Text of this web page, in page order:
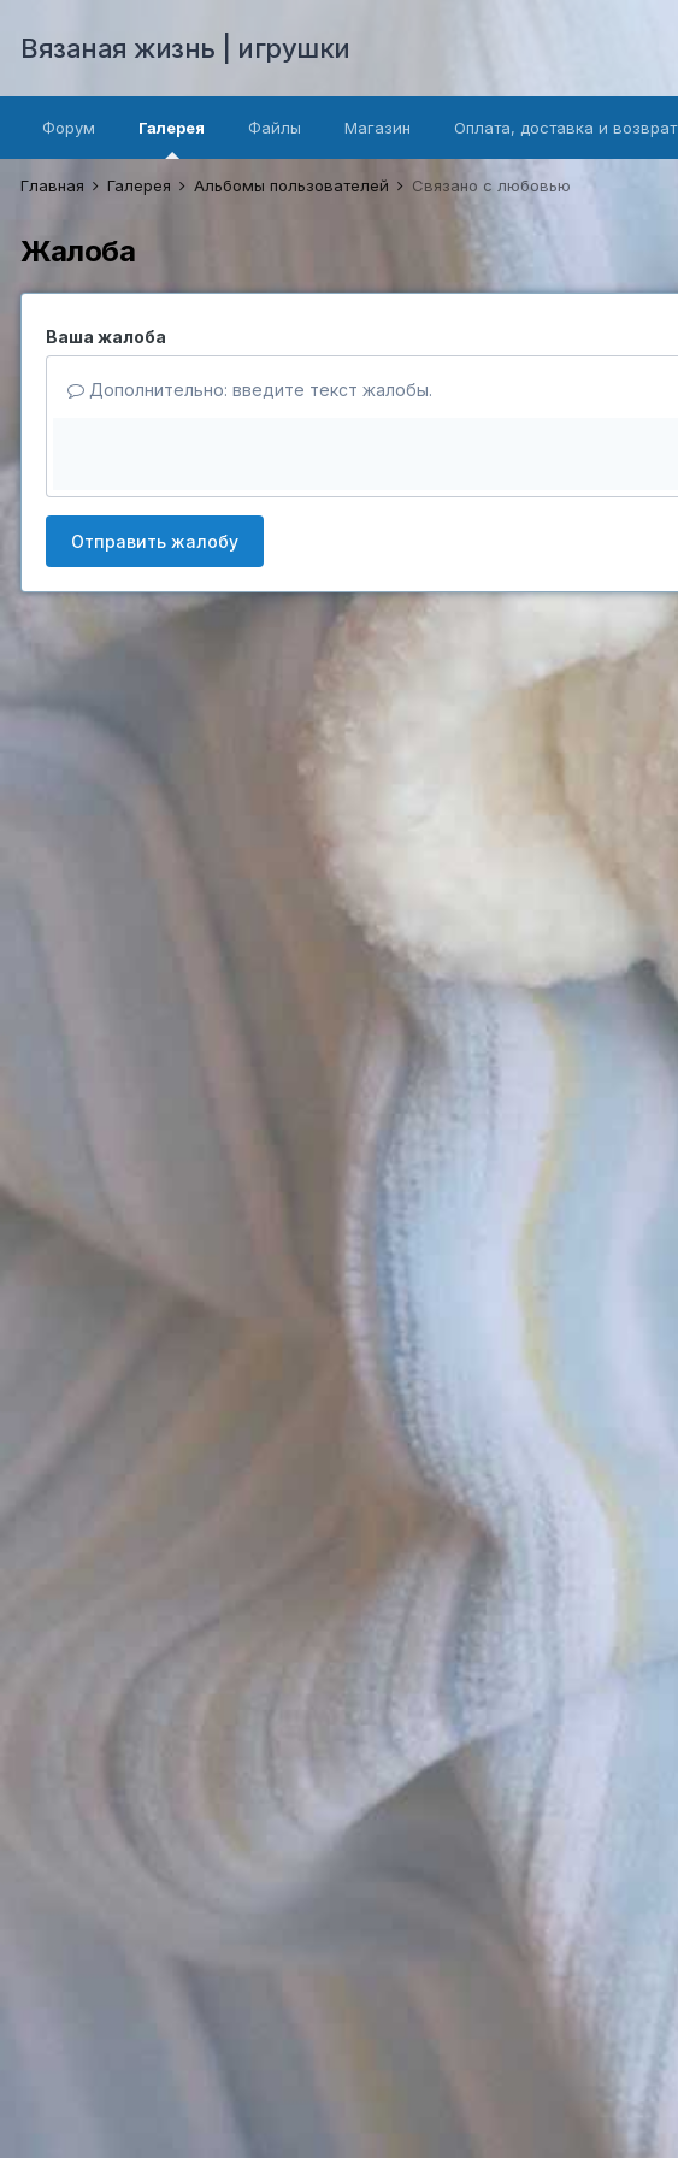
Вязаная жизнь | игрушки
Форум Галерея Файлы Магазин Оплата, доставка и возврат
Главная Галерея Альбомы пользователей Связано с любовью
Жалоба
Ваша жалоба
Дополнительно: введите текст жалобы.
Отправить жалобу